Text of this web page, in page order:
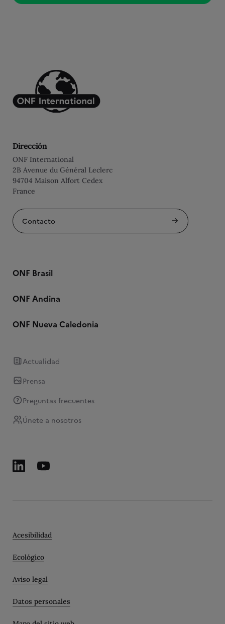
Dirección
ONF International
2B Avenue du Général Leclerc
94704 Maison Alfort Cedex
France
Contacto
ONF Brasil
ONF Andina
ONF Nueva Caledonia
Actualidad
Prensa
Preguntas frecuentes
Únete a nosotros
Acesibilidad
Ecológico
Aviso legal
Datos personales